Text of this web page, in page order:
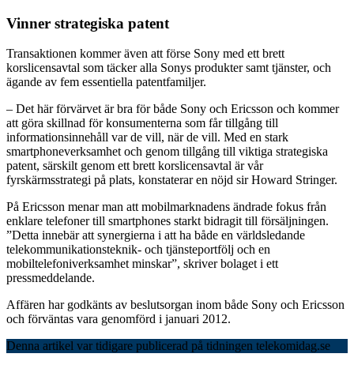
Vinner strategiska patent
Transaktionen kommer även att förse Sony med ett brett
korslicensavtal som täcker alla Sonys produkter samt tjänster, och
ägande av fem essentiella patentfamiljer.
– Det här förvärvet är bra för både Sony och Ericsson och kommer
att göra skillnad för konsumenterna som får tillgång till
informationsinnehåll var de vill, när de vill. Med en stark
smartphoneverksamhet och genom tillgång till viktiga strategiska
patent, särskilt genom ett brett korslicensavtal är vår
fyrskärmsstrategi på plats, konstaterar en nöjd sir Howard Stringer.
På Ericsson menar man att mobilmarknadens ändrade fokus från
enklare telefoner till smartphones starkt bidragit till försäljningen.
”Detta innebär att synergierna i att ha både en världsledande
telekommunikationsteknik- och tjänsteportfölj och en
mobiltelefoniverksamhet minskar”, skriver bolaget i ett
pressmeddelande.
Affären har godkänts av beslutsorgan inom både Sony och Ericsson
och förväntas vara genomförd i januari 2012.
Denna artikel var tidigare publicerad på tidningen telekomidag.se